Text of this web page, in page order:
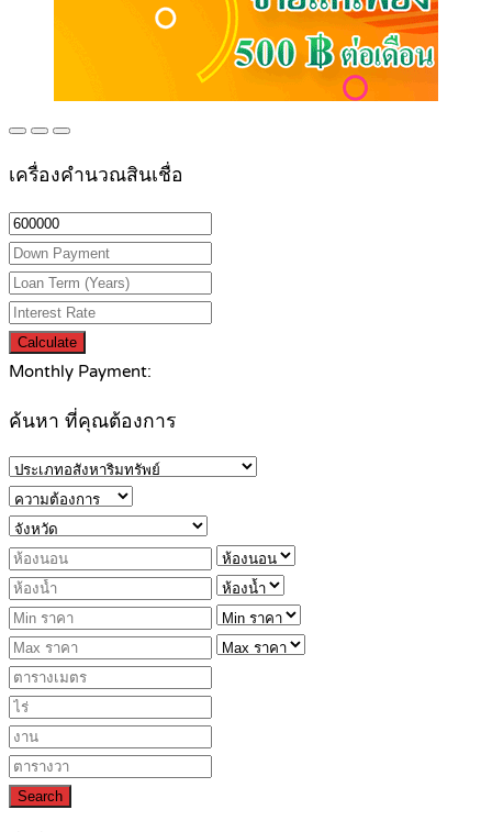
เครื่องคำนวณสินเชื่อ
Calculate
Monthly Payment:
ค้นหา ที่คุณต้องการ
Search